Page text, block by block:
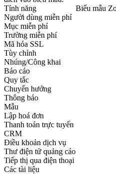
Tính năng
Biểu mẫu
Người dùng miễn phí
Mục miễn phí
Trường miễn phí
Mã hóa SSL
Tùy chỉnh
Nhúng/Công khai
Báo cáo
Quy tắc
Chuyển hướng
Thông báo
Mẫu
Lập hoá đơn
Thanh toán trực tuyến
CRM
Điều khoản dịch vụ
Thư điện tử quảng cáo
Tiếp thị qua điện thoại
Các tài liệu